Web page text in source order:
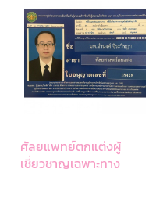
ศัลยแพทย์ตกแต่งผู้
เชี่ยวชาญเฉพาะทาง